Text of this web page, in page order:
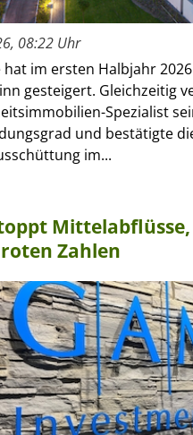
08:22 Uhr
hat im ersten Halbjahr
gesteigert. Gleichzeitig
Spezialist
und bestätigte
im...
Zahlen